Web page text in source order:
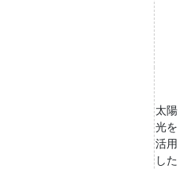
太陽
光を
活用
した